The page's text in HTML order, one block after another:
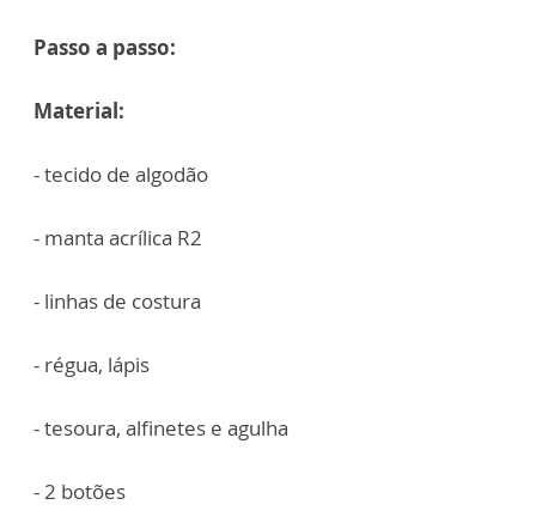
Passo a passo:
Material:
- tecido de algodão
- manta acrílica R2
- linhas de costura
- régua, lápis
- tesoura, alfinetes e agulha
- 2 botões